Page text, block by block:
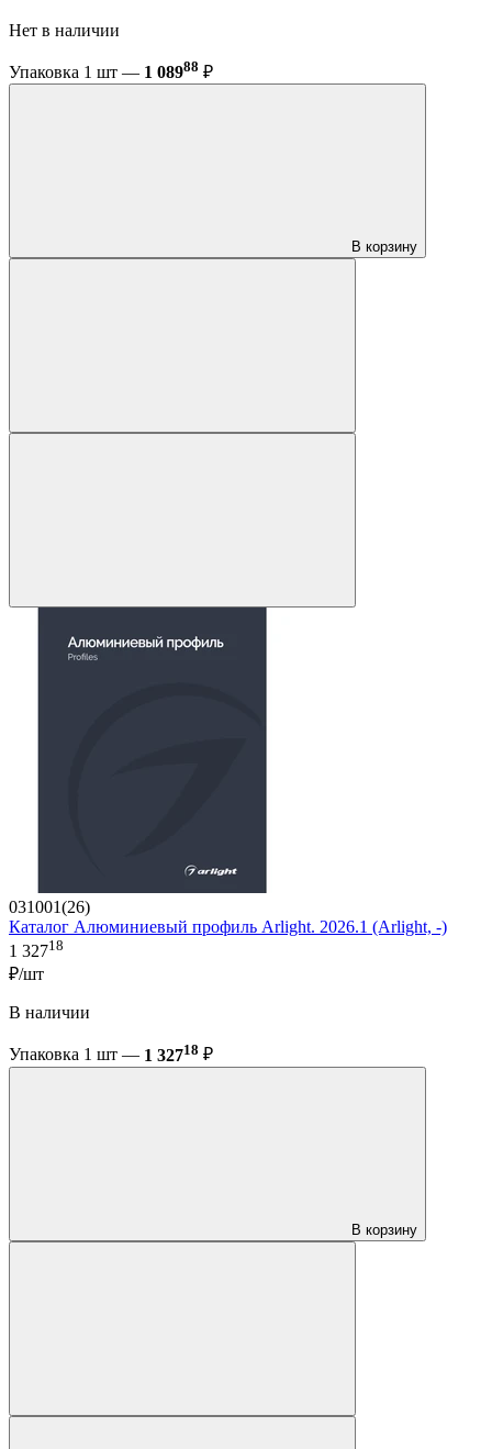
Нет в наличии
Упаковка 1 шт — 1 08988 ₽
В корзину
031001(26)
Каталог Алюминиевый профиль Arlight. 2026.1 (Arlight, -)
1 32718
₽/шт
В наличии
Упаковка 1 шт — 1 32718 ₽
В корзину